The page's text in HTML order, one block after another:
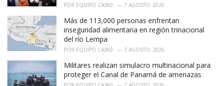
POR EQUIPO CA360 7 AGOSTO, 2026
Más de 113,000 personas enfrentan
inseguridad alimentaria en región trinacional
del río Lempa
POR EQUIPO CA360 7 AGOSTO, 2026
Militares realizan simulacro multinacional para
proteger el Canal de Panamá de amenazas